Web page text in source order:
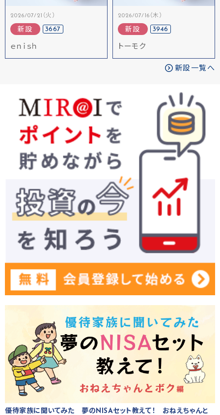
2026/07/21（火）
新設 3667
ｅｎｉｓｈ
2026/07/16（木）
新設 3946
トーモク
新設一覧へ
優待家族に聞いてみた 夢のNISAセット教えて！ おねえちゃんと